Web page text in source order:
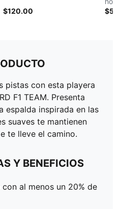
$120.00
pistas con esta playera
F1 TEAM. Presenta
espalda inspirada en las
suaves te mantienen
te lleve el camino.
Y BENEFICIOS
al menos un 20% de